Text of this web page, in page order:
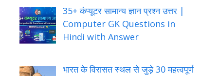
35+ कंप्यूटर सामान्य ज्ञान प्रश्न उत्तर |
Computer GK Questions in
Hindi with Answer
भारत के विरासत स्थल से जुड़े 30 महत्वपूर्ण